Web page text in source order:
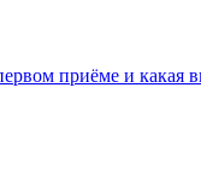
приёме и какая